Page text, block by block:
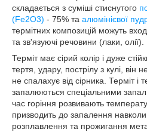
складається з суміші стиснутого
(Fe2O3) - 75% та алюмінієвої
термітних композицій можуть
та зв'язуючі речовини (лаки, олії).
Терміт має сірий колір і дуже
тертя, удару, пострілу з кулі, він
не спалахує від сірника. Терміт і
запалюються спеціальними
час горіння розвивають
призводить до запалення
розплавлення та прожигання